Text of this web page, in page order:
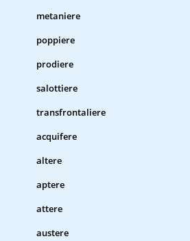
metaniere
poppiere
prodiere
salottiere
transfrontaliere
acquifere
altere
aptere
attere
austere